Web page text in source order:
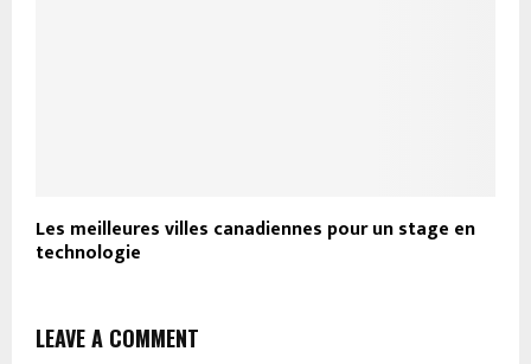
Les meilleures villes canadiennes pour un stage en
technologie
LEAVE A COMMENT